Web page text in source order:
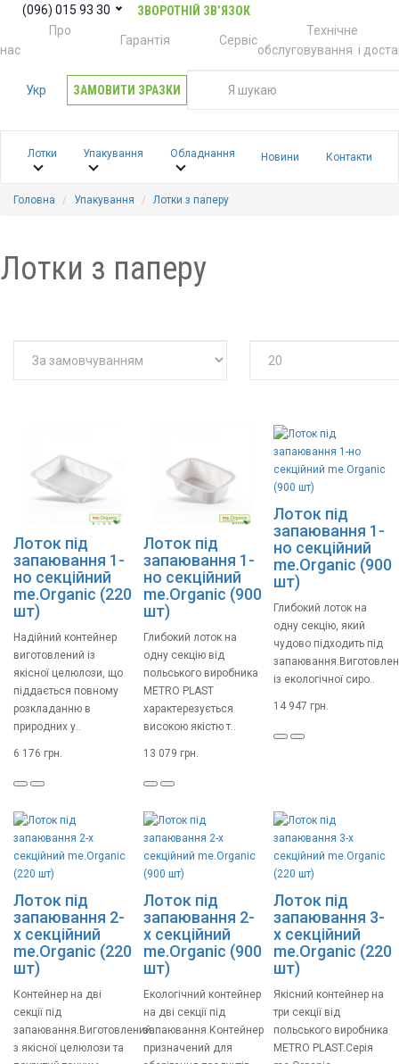
(096) 015 93 30
ЗВОРОТНІЙ ЗВ’ЯЗОК
Про
нас
Гарантія Сервіс
Технічне
обслуговування і
Укр ЗАМОВИТИ ЗРАЗКИ
Лотки Упакування Обладнання Новини Контакти
Головна Упакування Лотки з паперу
Лотки з паперу
Лоток під
запаювання 1-
но секційний
me.Organic (220
шт)
Надійний контейнер
виготовлений із
якісної целюлози, що
піддається повному
розкладанню в
природних у..
6 176 грн.
Лоток під
запаювання 1-
но секційний
me.Organic (900
шт)
Глибокий лоток на
одну секцію від
польського виробника
METRO PLAST
характерезується
високою якістю т..
13 079 грн.
Лоток під
запаювання 1-
но секційний
me.Organic (900
шт)
Глибокий лоток на
одну секцію, який
чудово підходить під
із екологічної сиро..
14 947 грн.
Лоток під
запаювання 2-
х секційний
me.Organic (220
шт)
Контейнер на дві
секції під
запаювання.Виготовлений
з якісної целюлози та
Лоток під
запаювання 2-
х секційний
me.Organic (900
шт)
Екологічний контейнер
на дві секції під
запаювання.Контейнер
призначений для
Лоток під
запаювання 3-
х секційний
me.Organic (220
шт)
Якісний контейнер на
три секції від
польського виробника
METRO PLAST.Серія